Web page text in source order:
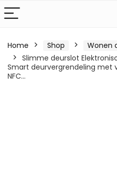
Home Shop Wonen
Slimme deurslot
Smart deurvergrendeling met
NFC…